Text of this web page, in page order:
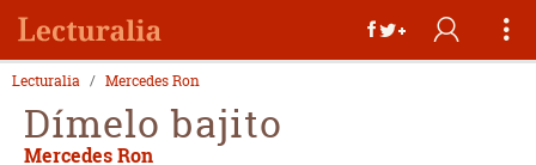
Lecturalia Mercedes Ron
Dímelo bajito
Mercedes Ron